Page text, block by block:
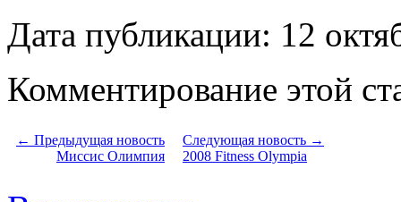
Дата публикации: 12
Комментирование этой
← Предыдущая новость
Миссис Олимпия
Следующая новость →
2008 Fitness Olympia